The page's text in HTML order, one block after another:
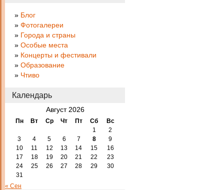
Блог
Фотогалереи
Города и страны
Особые места
Концерты и фестивали
Образование
Чтиво
Календарь
Август 2026
Пн Вт Ср Чт Пт Сб
Вс
1
2
3
4 5 6 7 8
9
10
11 12 13 14 15
16
17
18 19 20 21 22
23
24
25 26 27 28 29
30
31
« Сен